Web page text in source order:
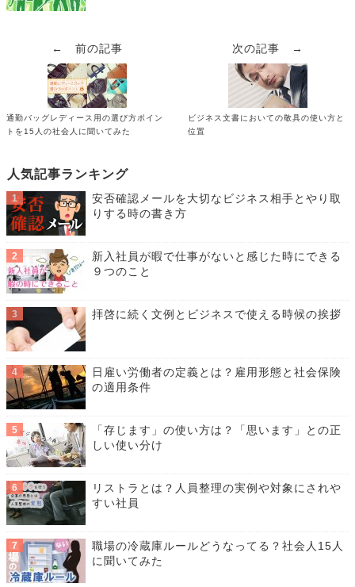
← 前の記事
通勤バッグレディース用の選び方ポイン
トを15人の社会人に聞いてみた
次の記事 →
ビジネス文書においての敬具の使い方と
位置
人気記事ランキング
安否確認メールを大切なビジネス相手とやり取
りする時の書き方
新入社員が暇で仕事がないと感じた時にできる
９つのこと
拝啓に続く文例とビジネスで使える時候の挨拶
日雇い労働者の定義とは？雇用形態と社会保険
の適用条件
「存じます」の使い方は？「思います」との正
しい使い分け
リストラとは？人員整理の実例や対象にされや
すい社員
職場の冷蔵庫ルールどうなってる？社会人15人
に聞いてみた